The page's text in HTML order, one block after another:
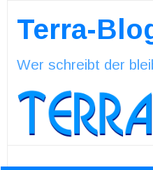
Terra-
Wer schreibt der